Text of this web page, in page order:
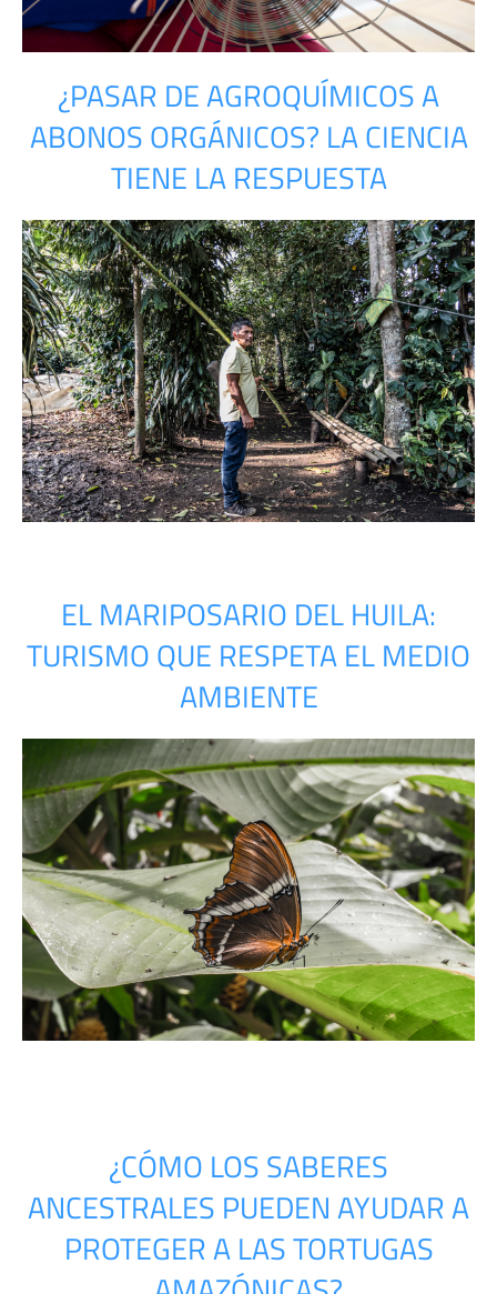
¿PASAR DE AGROQUÍMICOS A
ABONOS ORGÁNICOS? LA CIENCIA
TIENE LA RESPUESTA
EL MARIPOSARIO DEL HUILA:
TURISMO QUE RESPETA EL MEDIO
AMBIENTE
¿CÓMO LOS SABERES
ANCESTRALES PUEDEN AYUDAR A
PROTEGER A LAS TORTUGAS